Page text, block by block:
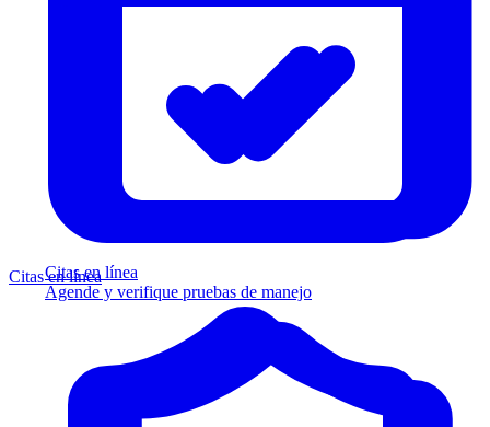
Citas en línea
Agende y verifique pruebas de manejo
Citas en línea